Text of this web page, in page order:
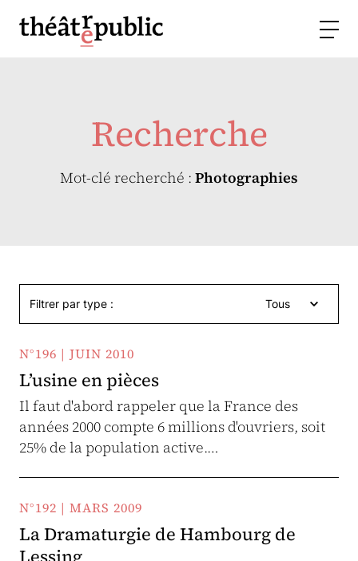
Recherche
Mot-clé recherché : Photographies
Filtrer par type : Tous
N°196 | JUIN 2010
L’usine en pièces
Il faut d'abord rappeler que la France des
années 2000 compte 6 millions d'ouvriers, soit
25% de la population active.…
N°192 | MARS 2009
La Dramaturgie de Hambourg de
Lessing